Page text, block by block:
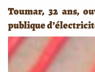
Toumar, 32 ans,
publique